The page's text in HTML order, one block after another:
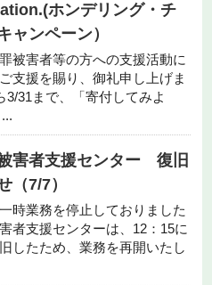
ホンデリング・チ
ャンペーン）
被害者等の方への支援活動に
支援を賜り、御礼申し上げま
3/31まで、「寄付してみよ
害者支援センター 復旧
（7/7）
時業務を停止しておりました
者支援センターは、12：15に
したため、業務を再開いたし